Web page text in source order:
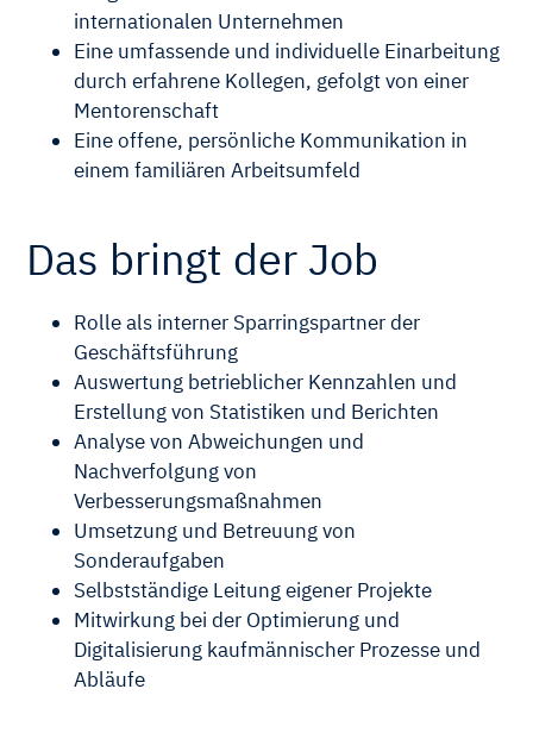
internationalen Unternehmen
Eine umfassende und individuelle Einarbeitung
durch erfahrene Kollegen, gefolgt von einer
Mentorenschaft
Eine offene, persönliche Kommunikation in
einem familiären Arbeitsumfeld
Das bringt der Job
Rolle als interner Sparringspartner der
Geschäftsführung
Auswertung betrieblicher Kennzahlen und
Erstellung von Statistiken und Berichten
Analyse von Abweichungen und
Nachverfolgung von
Verbesserungsmaßnahmen
Umsetzung und Betreuung von
Sonderaufgaben
Selbstständige Leitung eigener Projekte
Mitwirkung bei der Optimierung und
Digitalisierung kaufmännischer Prozesse und
Abläufe